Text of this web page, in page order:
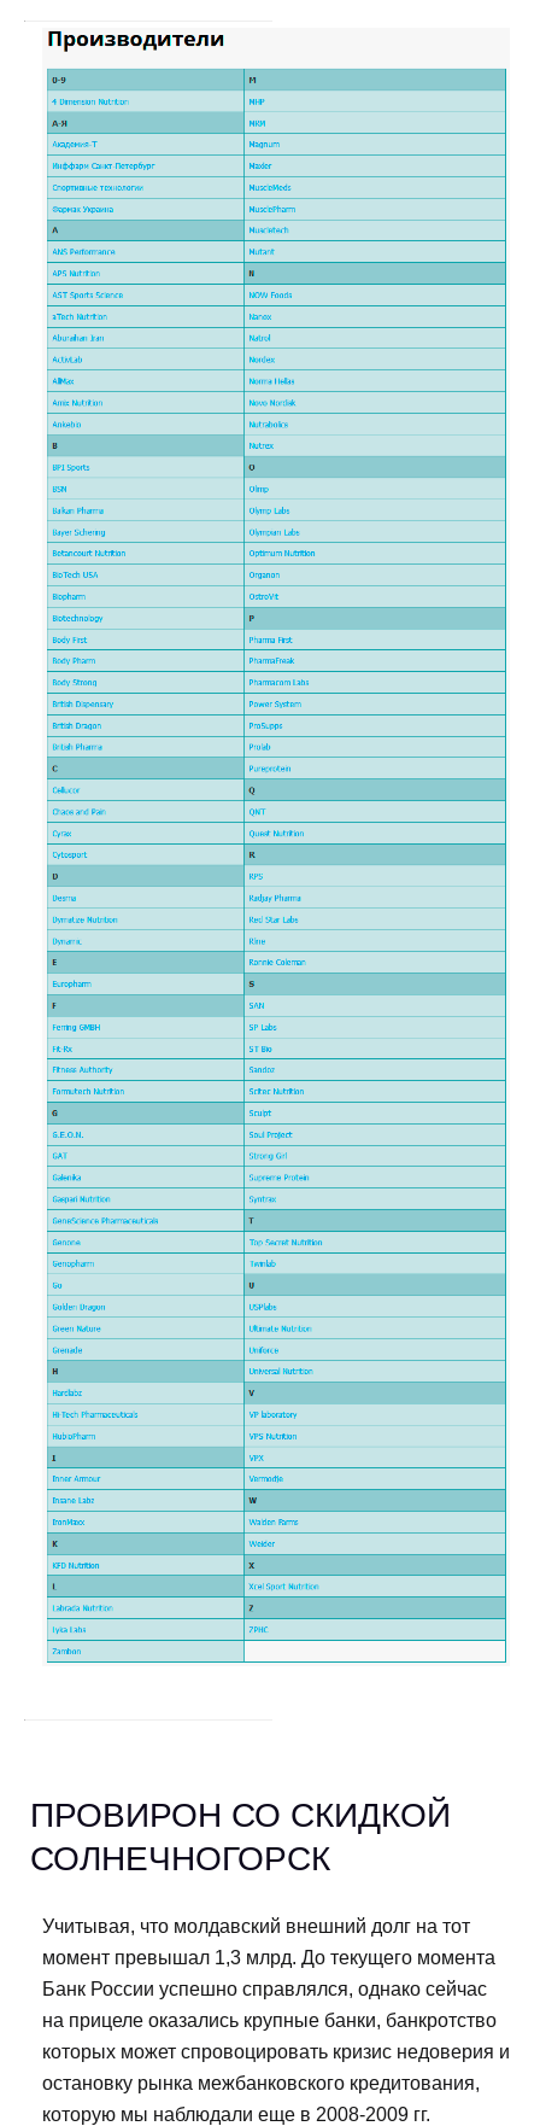
ПРОВИРОН СО СКИДКОЙ
СОЛНЕЧНОГОРСК
Учитывая, что молдавский внешний долг на тот
момент превышал 1,3 млрд. До текущего момента
Банк России успешно справлялся, однако сейчас
на прицеле оказались крупные банки, банкротство
которых может спровоцировать кризис недоверия и
остановку рынка межбанковского кредитования,
которую мы наблюдали еще в 2008-2009 гг.